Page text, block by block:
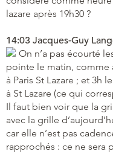
lazare après 19h30 ?
14:03 Jacques-Guy
On n’a pas écourté
pointe le matin, comme
à Paris St Lazare ; et 3h
à St Lazare (ce qui
Il faut bien voir que la
avec la grille
car elle n’est pas
rapprochés : ce ne sera